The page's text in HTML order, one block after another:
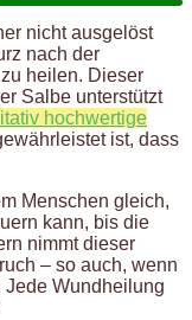
nicht ausgelöst
nach der
heilen. Dieser
Salbe unterstützt
hochwertige
ist, dass
Menschen gleich,
kann, bis die
nimmt dieser
– so auch, wenn
Wundheilung